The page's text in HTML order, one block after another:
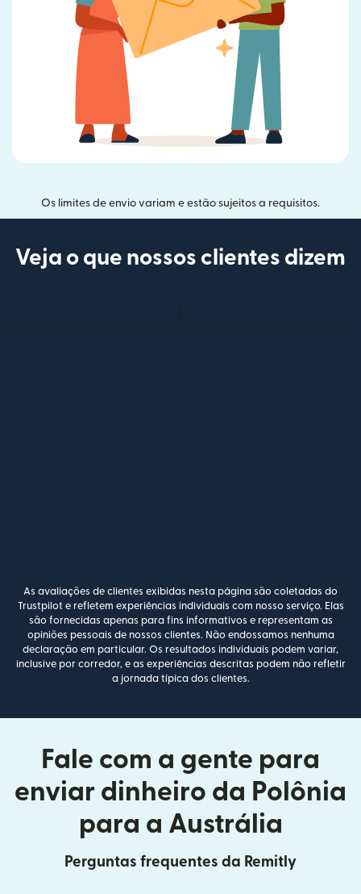
Os limites de envio variam e estão sujeitos a requisitos.
Veja o que nossos clientes dizem
As avaliações de clientes exibidas nesta página são coletadas do
Trustpilot e refletem experiências individuais com nosso serviço. Elas
são fornecidas apenas para fins informativos e representam as
opiniões pessoais de nossos clientes. Não endossamos nenhuma
declaração em particular. Os resultados individuais podem variar,
inclusive por corredor, e as experiências descritas podem não refletir
a jornada típica dos clientes.
Fale com a gente para
enviar dinheiro da Polônia
para a Austrália
Perguntas frequentes da Remitly